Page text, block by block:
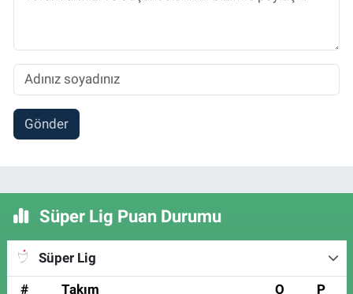
Gönder
Süper Lig Puan Durumu
Süper Lig
#
Takım O P